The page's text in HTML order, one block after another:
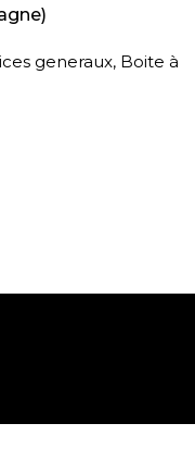
generaux, Boite à